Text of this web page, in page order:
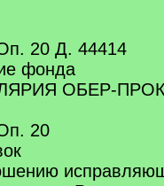
20 Д. 44414
фонда
ОБЕР-
20